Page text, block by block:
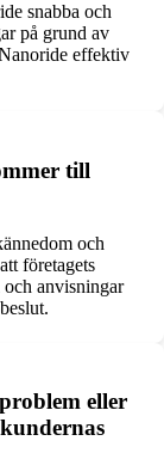
snabba och
på grund av
effektiv
till
och
företagets
och anvisningar
eller